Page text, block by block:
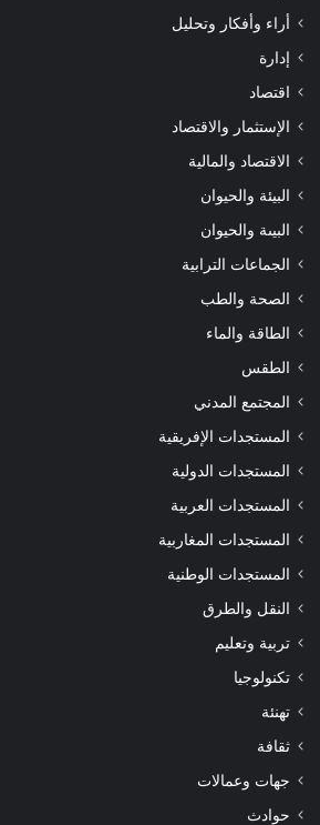
أراء وأفكار وتحليل
إدارة
اقتصاد
الإستثمار والاقتصاد
الاقتصاد والمالية
البيئة والحيوان
البيىة والحيوان
الجماعات الترابية
الصحة والطب
الطاقة والماء
الطقس
المجتمع المدني
المستجدات الإفريقية
المستجدات الدولية
المستجدات العربية
المستجدات المغاربية
المستجدات الوطنية
النقل والطرق
تربية وتعليم
تكنولوجيا
تهنئة
ثقافة
جهات وعمالات
حوادث